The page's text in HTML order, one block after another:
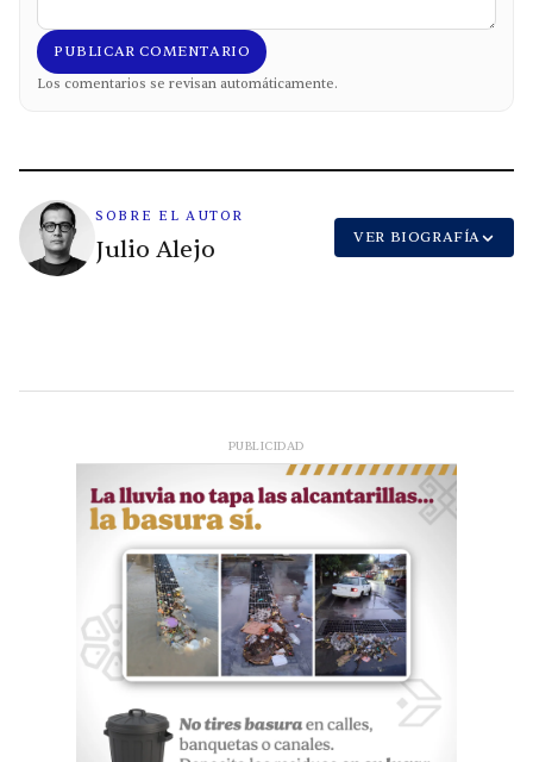
PUBLICAR COMENTARIO
Los comentarios se revisan automáticamente.
SOBRE EL AUTOR
Julio Alejo VER BIOGRAFÍA
PUBLICIDAD